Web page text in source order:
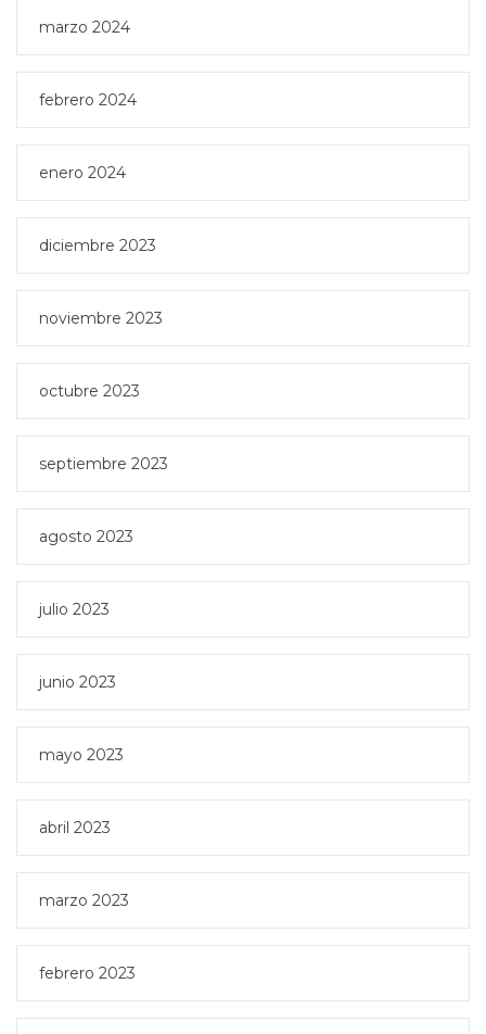
marzo 2024
febrero 2024
enero 2024
diciembre 2023
noviembre 2023
octubre 2023
septiembre 2023
agosto 2023
julio 2023
junio 2023
mayo 2023
abril 2023
marzo 2023
febrero 2023